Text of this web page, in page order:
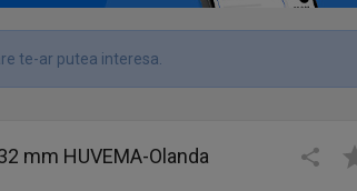
te-ar putea interesa.
mm HUVEMA-Olanda